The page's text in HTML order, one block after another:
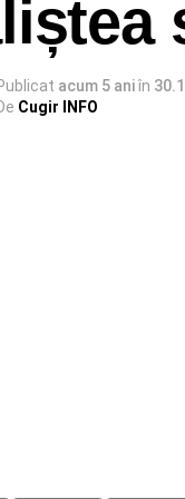
acum 5 aniîn
Cugir INFO